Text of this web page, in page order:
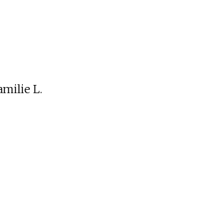
L.